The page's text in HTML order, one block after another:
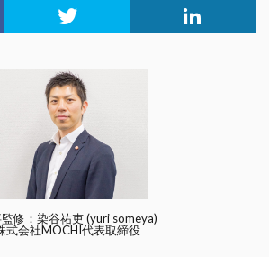
修：染谷祐吏 (yuri someya)
式会社MOCHI代表取締役